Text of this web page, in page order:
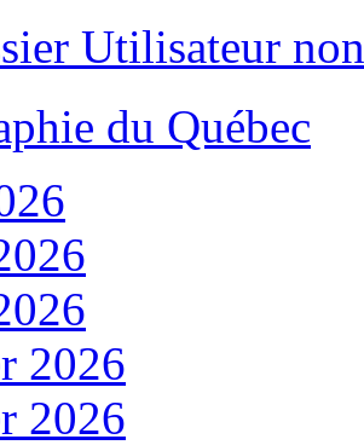
Utilisateur
du Québec
2026
2026